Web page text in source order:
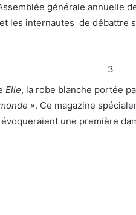
générale annuelle
les internautes de débattre
3
Elle, la robe blanche portée
». Ce magazine
une première